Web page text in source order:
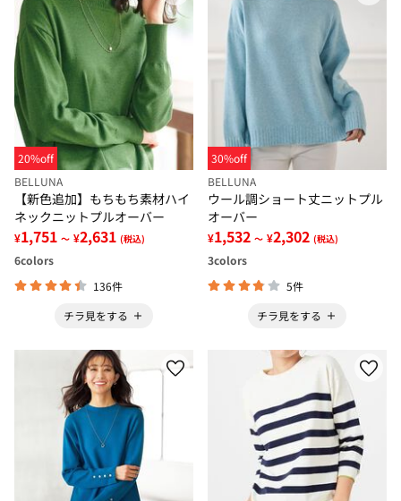
20%off
BELLUNA
【新色追加】もちもち素材ハイ
ネックニットプルオーバー
¥1,751 ～ ¥2,631 (税込)
6colors
136件
チラ見をする
30%off
BELLUNA
ウール調ショート丈ニットプル
オーバー
¥1,532 ～ ¥2,302 (税込)
3colors
5件
チラ見をする